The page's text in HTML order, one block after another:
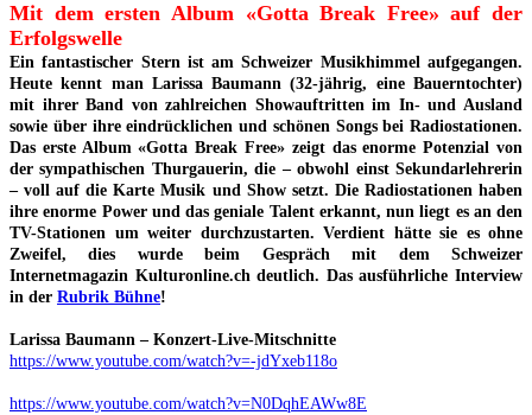
Mit dem ersten Album «Gotta Break Free» auf der
Erfolgswelle
Ein fantastischer Stern ist am Schweizer Musikhimmel aufgegangen.
Heute kennt man Larissa Baumann (32-jährig, eine Bauerntochter)
mit ihrer Band von zahlreichen Showauftritten im In- und Ausland
sowie über ihre eindrücklichen und schönen Songs bei Radiostationen.
Das erste Album «Gotta Break Free» zeigt das enorme Potenzial von
der sympathischen Thurgauerin, die – obwohl einst Sekundarlehrerin
– voll auf die Karte Musik und Show setzt. Die Radiostationen haben
ihre enorme Power und das geniale Talent erkannt, nun liegt es an den
TV-Stationen um weiter durchzustarten. Verdient hätte sie es ohne
Zweifel, dies wurde beim Gespräch mit dem Schweizer
Internetmagazin Kulturonline.ch deutlich. Das ausführliche Interview
in der Rubrik Bühne!
Larissa Baumann – Konzert-Live-Mitschnitte
https://www.youtube.com/watch?v=-jdYxeb118o
https://www.youtube.com/watch?v=N0DqhEAWw8E